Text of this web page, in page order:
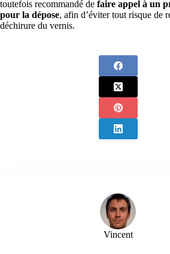
toutefois recommandé de faire appel à un
pour la dépose, afin d’éviter tout risque de
déchirure du vernis.
Vincent